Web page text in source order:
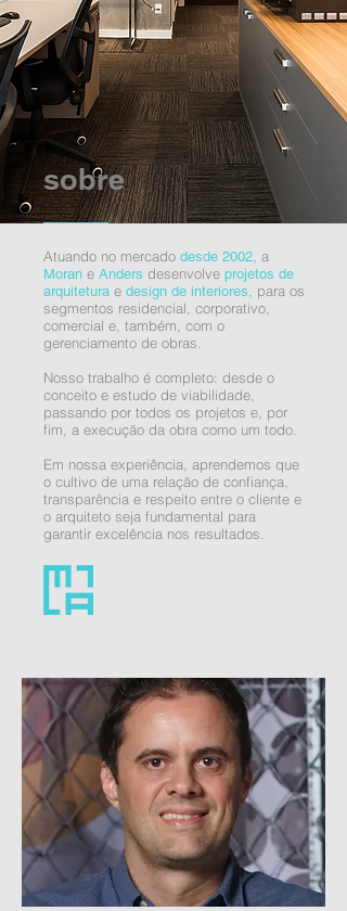
sobre
Atuando no mercado desde 2002, a
Moran e Anders desenvolve projetos de
arquitetura e design de interiores, para os
segmentos residencial, corporativo,
comercial e, também, com o
gerenciamento de obras.
Nosso trabalho é completo: desde o
conceito e estudo de viabilidade,
passando por todos os projetos e, por
fim, a execução da obra como um todo.
Em nossa experiência, aprendemos que
o cultivo de uma relação de confiança,
transparência e respeito entre o cliente e
o arquiteto seja fundamental para
garantir excelência nos resultados.